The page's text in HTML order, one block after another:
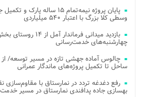
وسطی کلا بزرگ با اعتبار ۵۴۰ میلیاردی
بازدید میدانی فرماندار
چهارشنبه‌های خدمت‌رسانی
ساحل تا تکمیل پروژه‌های ماندگار عمرانی
رفع دغدغه تردد در نمارستاق با مقاوم‌سازی
بهسازی جاده پدافندی نمارستاق در مسیر